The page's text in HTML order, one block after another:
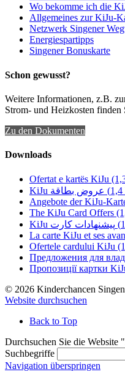
Wo bekomme ich die
Allgemeines zur KiJu-
Netzwerk Singener
Energiespartipps
Singener Bonuskarte
Schon gewusst?
Weitere Informationen, z.B.
Strom- und Heizkosten finden
Zu den Dokumenten
Downloads
Ofertat e kartës KiJu
Angebote der KiJu-
The KiJu Card Offers
La carte KiJu et ses
Ofertele cardului KiJu
Предложения для
Пропозиції картки
© 2026 Kinderchancen
Website durchsuchen
Back to Top
Durchsuchen Sie die Website
Suchbegriffe
Navigation überspringen